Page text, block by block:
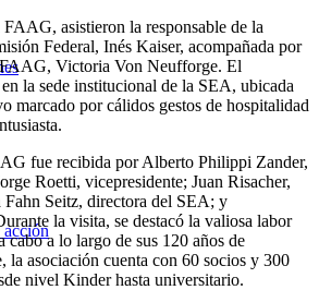
acción
asistieron la responsable de la
Federal, Inés Kaiser, acompañada por
Victoria Von Neufforge. El
la sede institucional de la SEA, ubicada
marcado por cálidos gestos de hospitalidad
fue recibida por Alberto Philippi Zander,
Roetti, vicepresidente; Juan Risacher,
Seitz, directora del SEA; y
la visita, se destacó la valiosa labor
cabo a lo largo de sus 120 años de
la asociación cuenta con 60 socios y 300
nivel Kinder hasta universitario.